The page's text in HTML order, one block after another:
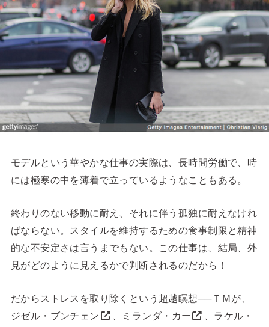
モデルという華やかな仕事の実際は、長時間労働で、時
には極寒の中を薄着で立っているようなこともある。
終わりのない移動に耐え、それに伴う孤独に耐えなけれ
ばならない。スタイルを維持するための食事制限と精神
的な不安定さは言うまでもない。この仕事は、結局、外
見がどのように見えるかで判断されるのだから！
だからストレスを取り除くという超越瞑想──ＴＭが、
ジゼル・ブンチェン
ミランダ・カー
ラケル・